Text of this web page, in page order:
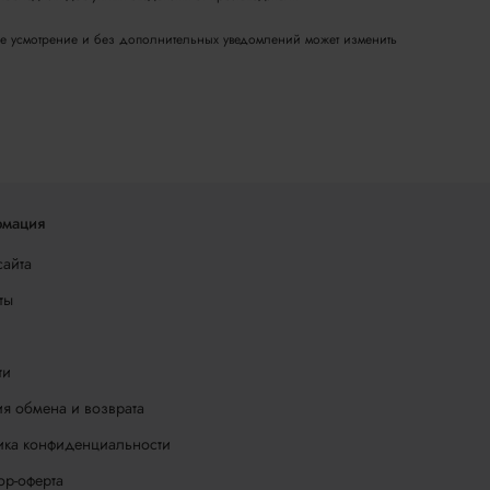
и без дополнительных уведомлений может изменить
обмена и возврата
конфиденциальности
оферта